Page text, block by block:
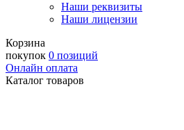
Наши реквизиты
Наши лицензии
Корзина
покупок 0 позиций
Онлайн оплата
Каталог товаров